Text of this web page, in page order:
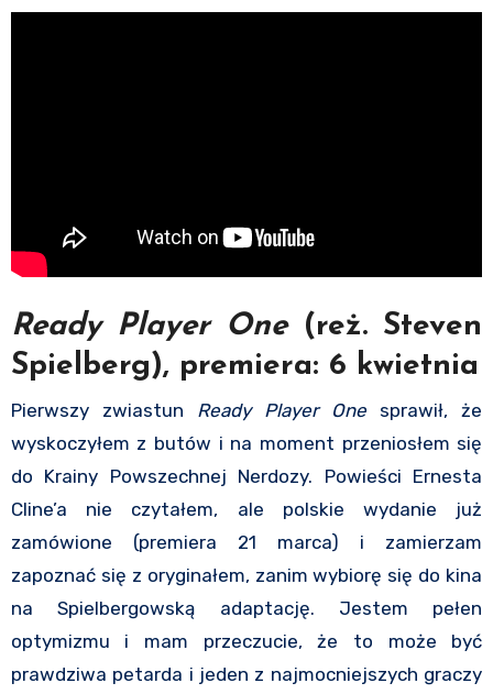
Ready Player One(reż. Steven
Spielberg), premiera: 6 kwietnia
Pierwszy zwiastun Ready Player One sprawił, że
wyskoczyłem z butów i na moment przeniosłem się
do Krainy Powszechnej Nerdozy. Powieści Ernesta
Cline’a nie czytałem, ale polskie wydanie już
zamówione (premiera 21 marca) i zamierzam
zapoznać się z oryginałem, zanim wybiorę się do kina
na Spielbergowską adaptację. Jestem pełen
optymizmu i mam przeczucie, że to może być
prawdziwa petarda i jeden z najmocniejszych graczy